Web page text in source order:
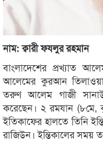
নাম: ক্বারী ফযলুর রহমান
বাংলাদেশের প্রখ্যাত
আলেমের কুরআন
তরুণ আলেম গাজী
করেছেন। ২ রমযান
ইতিকাফের হালতে তিনি
রাজিউন। ইন্তিকালের সময়